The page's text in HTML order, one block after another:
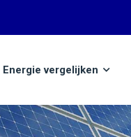
Energie vergelijken